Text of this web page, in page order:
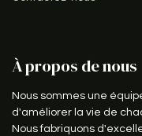
À propos de nous
Nous sommes une
d'améliorer la vie de
Nous fabriquons